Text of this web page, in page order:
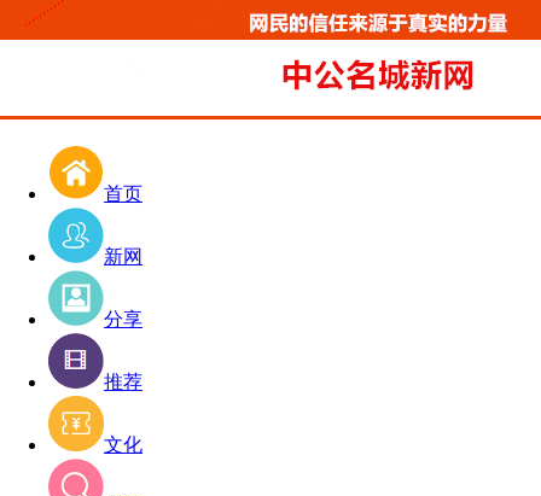
首页
新网
分享
推荐
文化